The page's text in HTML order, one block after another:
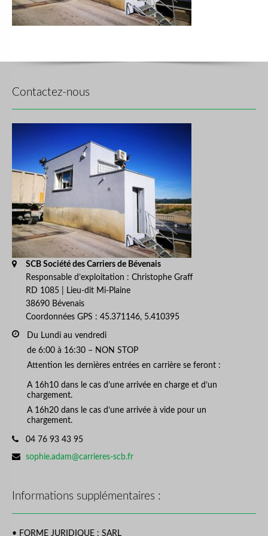
Contactez-nous
Address:
SCB Société des Carriers de Bévenais
Responsable d’exploitation : Christophe Graff
RD 1085 | Lieu-dit Mi-Plaine
38690 Bévenais
Coordonnées GPS : 45.371146, 5.410395
Du Lundi au vendredi
de 6:00 à 16:30 – NON STOP
Attention les dernières entrées en carrière se feront :
A 16h10 dans le cas d’une arrivée en charge et d’un
chargement.
A 16h20 dans le cas d’une arrivée à vide pour un
chargement.
04 76 93 43 95
sophie.adam@carrieres-scb.fr
Informations supplémentaires :
• FORME JURIDIQUE : SARL